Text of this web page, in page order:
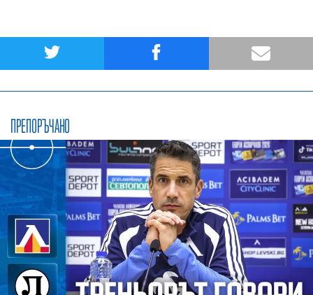
ПРЕПОРЪЧАНО